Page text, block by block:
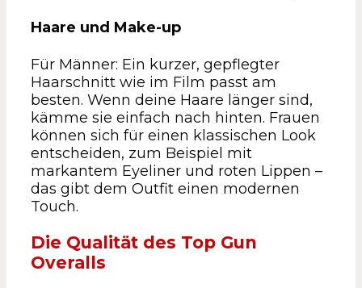
Haare und Make-up
Für Männer: Ein kurzer, gepflegter
Haarschnitt wie im Film passt am
besten. Wenn deine Haare länger sind,
kämme sie einfach nach hinten. Frauen
können sich für einen klassischen Look
entscheiden, zum Beispiel mit
markantem Eyeliner und roten Lippen –
das gibt dem Outfit einen modernen
Touch.
Die Qualität des Top Gun
Overalls